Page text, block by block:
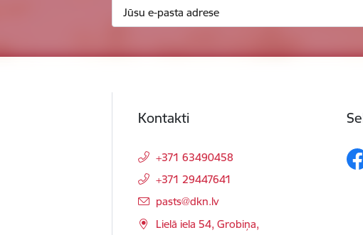
Kontakti
+371 63490458
+371 29447641
E-pasts:
pasts@dkn.lv
Lielā iela 54, Grobiņa,